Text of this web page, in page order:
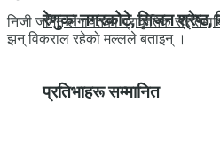
रेणुका नगरकोटे, सिजन श्रेष्ठ,
प्रतिभाहरू सम्मानित
निजी जमिन लगायतका प्राकृतिक
झन् विकराल रहेको मल्लले बताइन् ।